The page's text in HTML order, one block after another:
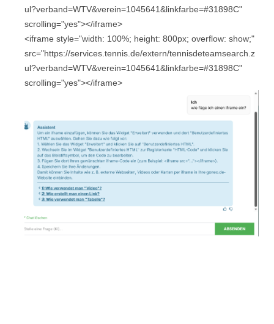
ul?verband=WTV&verein=1045641&linkfarbe=#31898C"
scrolling="yes"></iframe>
<iframe style="width: 100%; height: 800px; overflow: show;"
src="https://services.tennis.de/extern/tennisdeteamsearch.z
ul?verband=WTV&verein=1045641&linkfarbe=#31898C"
scrolling="yes"></iframe>